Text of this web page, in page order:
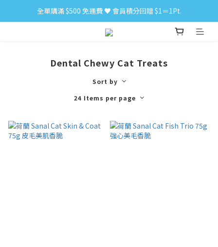
小食購滿 $300 順豐免運費 ‼
全單購滿 $500 免運費 ♥︎ 會員積分回贈 $1＝1Pt.
小食購滿 $300 順豐免運費 ‼
Dental Chewy Cat Treats
Sort by
24 Items per page